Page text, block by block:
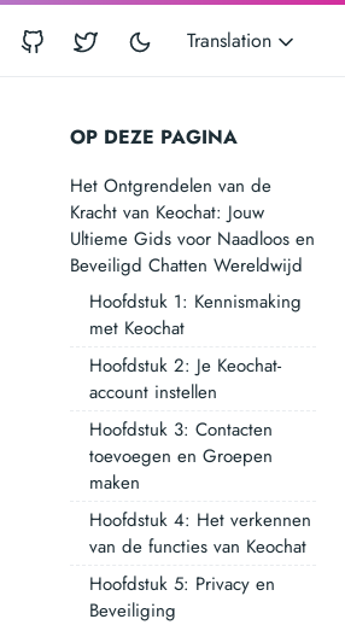
Translation
OP DEZE PAGINA
Het Ontgrendelen van de
Kracht van Keochat: Jouw
Ultieme Gids voor Naadloos en
Beveiligd Chatten Wereldwijd
Hoofdstuk 1: Kennismaking
met Keochat
Hoofdstuk 2: Je Keochat-
account instellen
Hoofdstuk 3: Contacten
toevoegen en Groepen
maken
Hoofdstuk 4: Het verkennen
van de functies van Keochat
Hoofdstuk 5: Privacy en
Beveiliging